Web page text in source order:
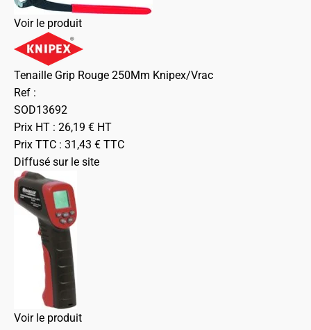
Voir le produit
Tenaille Grip Rouge 250Mm Knipex/Vrac
Ref :
SOD13692
Prix HT : 26,19 € HT
Prix TTC : 31,43 € TTC
Diffusé sur le site
Voir le produit